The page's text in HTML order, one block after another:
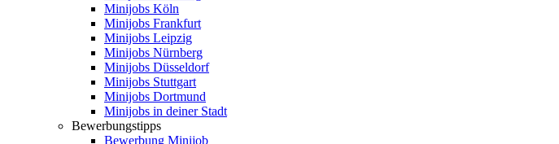
Minijobs Köln
Minijobs Frankfurt
Minijobs Leipzig
Minijobs Nürnberg
Minijobs Düsseldorf
Minijobs Stuttgart
Minijobs Dortmund
Minijobs in deiner Stadt
Bewerbungstipps
Bewerbung Minijob